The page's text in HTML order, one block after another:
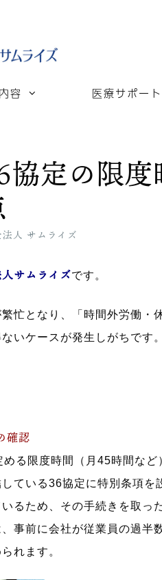
容 医療サポート
定の限度
人 サムライズ
サムライズです。
忙となり、「時間外労働
いケースが発生しがちで
確認
る限度時間（月45時間な
ている36協定に特別条項
るため、その手続きを取
事前に会社が従業員の過
れます。